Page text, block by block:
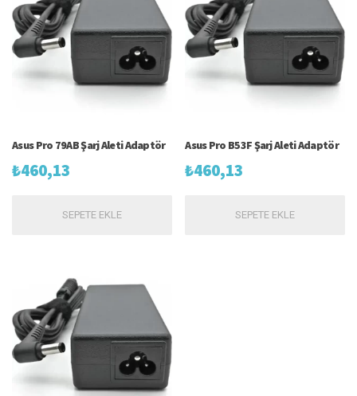
Asus Pro 79AB Şarj Aleti Adaptör
₺460,13
SEPETE EKLE
Asus Pro B53F Şarj Aleti Adaptör
₺460,13
SEPETE EKLE